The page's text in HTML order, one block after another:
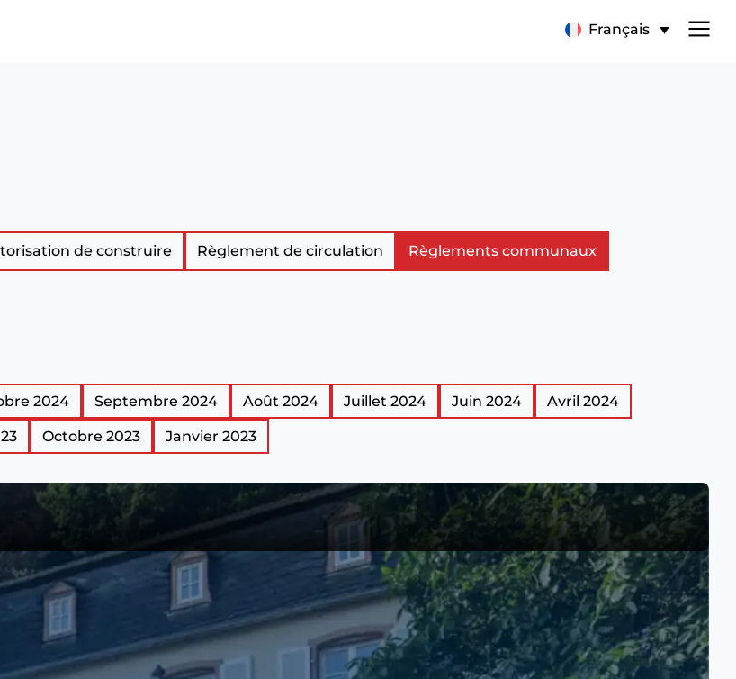
Français
de construire Règlement de circulation Règlements communaux
2024 Septembre 2024 Août 2024 Juillet 2024 Juin 2024 Avril 2024
Octobre 2023 Janvier 2023